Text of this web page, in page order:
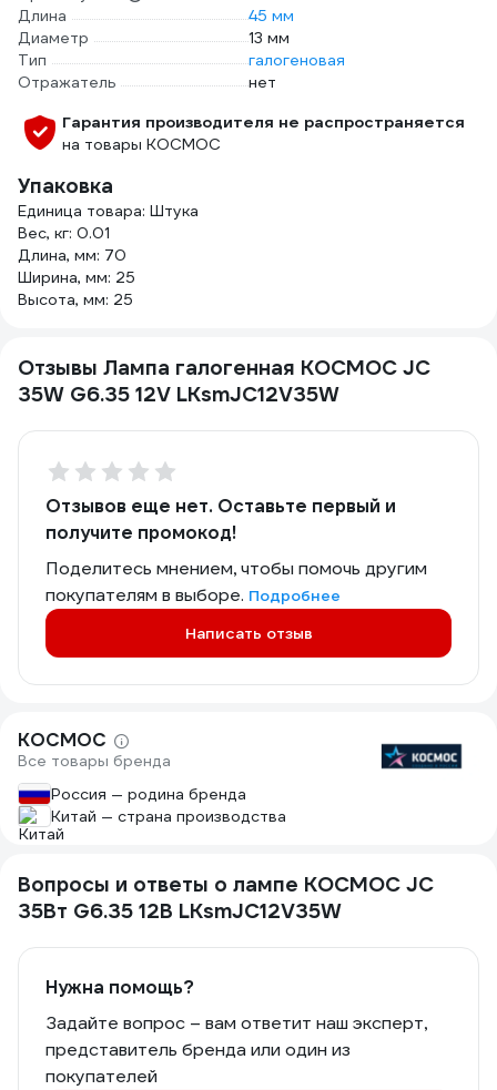
Длина
45 мм
Диаметр
13 мм
Тип
галогеновая
Отражатель
нет
Гарантия производителя не распространяется
на товары КОСМОС
Упаковка
Единица товара: Штука
Вес, кг: 0.01
Длина, мм: 70
Ширина, мм: 25
Высота, мм: 25
Отзывы Лампа галогенная КОСМОС JC
35W G6.35 12V LKsmJC12V35W
Отзывов еще нет. Оставьте первый и
получите промокод!
Поделитесь мнением, чтобы помочь другим
покупателям в выборе. Подробнее
Написать отзыв
КОСМОС
Все товары бренда
Россия — родина бренда
Китай — страна производства
Вопросы и ответы о лампе КОСМОС JC
35Вт G6.35 12В LKsmJC12V35W
Нужна помощь?
Задайте вопрос – вам ответит наш эксперт,
представитель бренда или один из
покупателей